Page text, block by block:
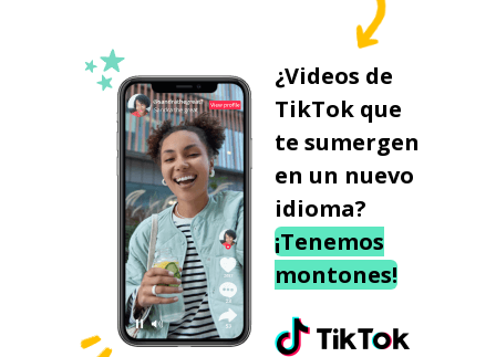
¿Videos de
TikTok que
te sumergen
en un nuevo
idioma?
¡Tenemos
montones!